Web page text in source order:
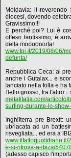
Moldavia: il
diocesi, dovendo
Gravissimo!!!
E perché poi? Lui è
offeso tantissimo, è
della moooooorta!
www.tpi.it/2019/08/06/
defunta/
Repubblica Ceca: al
anche i Gutalax... e
lanciato nella folla e ha
Bello grosso, tra
metalitalia.com/articolo/
surfing-durante-lo-
Inghilterra pre Brexit:
ubriacata ad un
risvegliata... ed era a
www.ilfattoquotidiano.it/
e-si-ritrova-a-ibiza/
(adesso capisco